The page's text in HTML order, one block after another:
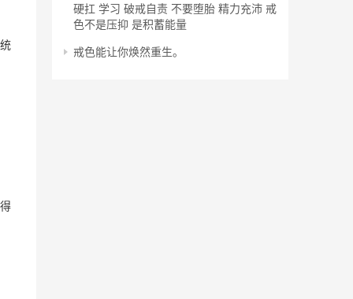
硬扛 学习 破戒自责 不要堕胎 精力充沛 戒
色不是压抑 是积蓄能量
戒色能让你焕然重生。